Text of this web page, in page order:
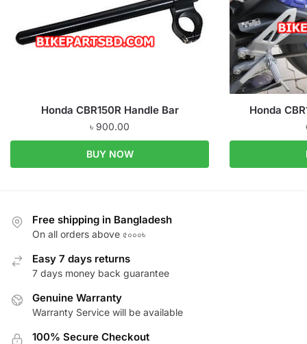
Honda CBR150R Handle Bar
৳ 900.00
BUY NOW
Honda
Free shipping in Bangladesh
On all orders above ৫০০০৳
Easy 7 days returns
7 days money back guarantee
Genuine Warranty
Warranty Service will be available
100% Secure Checkout